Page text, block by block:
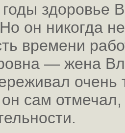
здоровье
он никогда
времени
— жена
он сам